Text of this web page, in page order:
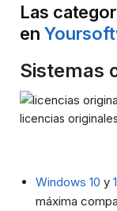
Las
en
Sistemas
licencias originales
Windows 10 y
máxima